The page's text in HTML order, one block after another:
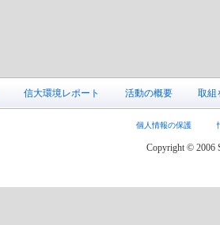
信大環境レポート 活動の概要 取組
個人情報の保護
Copyright © 2006